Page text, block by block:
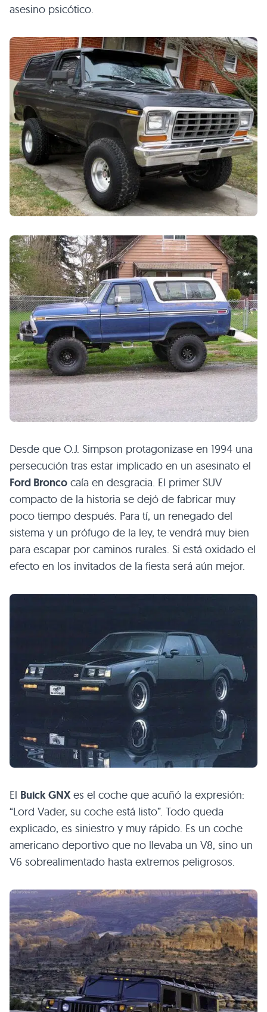
asesino psicótico.
Desde que O.J. Simpson protagonizase en 1994 una
persecución tras estar implicado en un asesinato el
Ford Bronco caía en desgracia. El primer SUV
compacto de la historia se dejó de fabricar muy
poco tiempo después. Para tí, un renegado del
sistema y un prófugo de la ley, te vendrá muy bien
para escapar por caminos rurales. Si está oxidado el
efecto en los invitados de la fiesta será aún mejor.
El BuickGNX es el coche que acuñó la expresión:
“Lord Vader, su coche está listo”. Todo queda
explicado, es siniestro y muy rápido. Es un coche
americano deportivo que no llevaba un V8, sino un
V6 sobrealimentado hasta extremos peligrosos.